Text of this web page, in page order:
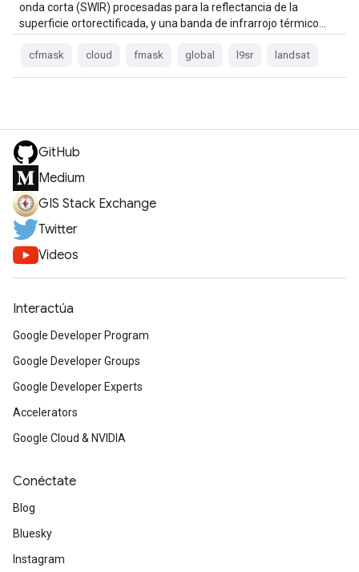
onda corta (SWIR) procesadas para la reflectancia de la
superficie ortorectificada, y una banda de infrarrojo térmico…
cfmask cloud fmask global l9sr landsat
GitHub
Medium
GIS Stack Exchange
Twitter
Videos
Interactúa
Google Developer Program
Google Developer Groups
Google Developer Experts
Accelerators
Google Cloud & NVIDIA
Conéctate
Blog
Bluesky
Instagram